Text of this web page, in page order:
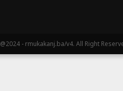
@2024 - rmukakanj.ba/v4. All Right